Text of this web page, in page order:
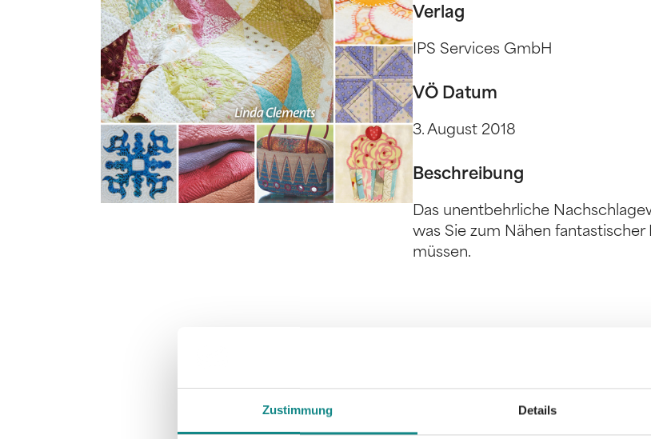
Zustimmung Details
Verlag
IPS Services GmbH
VÖ Datum
3. August 2018
Beschreibung
Das unentbehrliche
was Sie zum Nähen
müssen.
PDF